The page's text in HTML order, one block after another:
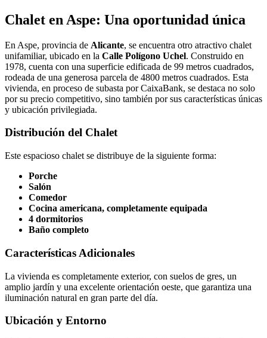
Chalet en Aspe: Una oportunidad única
En Aspe, provincia de Alicante, se encuentra otro atractivo chalet
unifamiliar, ubicado en la Calle Polígono Uchel. Construido en
1978, cuenta con una superficie edificada de 99 metros cuadrados,
rodeada de una generosa parcela de 4800 metros cuadrados. Esta
vivienda, en proceso de subasta por CaixaBank, se destaca no solo
por su precio competitivo, sino también por sus características únicas
y ubicación privilegiada.
Distribución del Chalet
Este espacioso chalet se distribuye de la siguiente forma:
Porche
Salón
Comedor
Cocina americana, completamente equipada
4 dormitorios
Baño completo
Características Adicionales
La vivienda es completamente exterior, con suelos de gres, un
amplio jardín y una excelente orientación oeste, que garantiza una
iluminación natural en gran parte del día.
Ubicación y Entorno